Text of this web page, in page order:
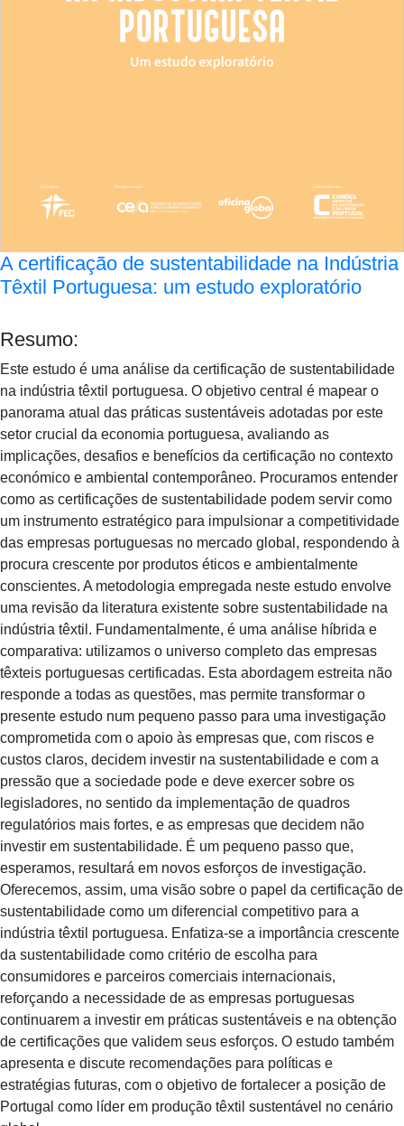
A certificação de sustentabilidade na Indústria
Têxtil Portuguesa: um estudo exploratório
Resumo:
Este estudo é uma análise da certificação de sustentabilidade
na indústria têxtil portuguesa. O objetivo central é mapear o
panorama atual das práticas sustentáveis adotadas por este
setor crucial da economia portuguesa, avaliando as
implicações, desafios e benefícios da certificação no contexto
económico e ambiental contemporâneo. Procuramos entender
como as certificações de sustentabilidade podem servir como
um instrumento estratégico para impulsionar a competitividade
das empresas portuguesas no mercado global, respondendo à
procura crescente por produtos éticos e ambientalmente
conscientes. A metodologia empregada neste estudo envolve
uma revisão da literatura existente sobre sustentabilidade na
indústria têxtil. Fundamentalmente, é uma análise híbrida e
comparativa: utilizamos o universo completo das empresas
têxteis portuguesas certificadas. Esta abordagem estreita não
responde a todas as questões, mas permite transformar o
presente estudo num pequeno passo para uma investigação
comprometida com o apoio às empresas que, com riscos e
custos claros, decidem investir na sustentabilidade e com a
pressão que a sociedade pode e deve exercer sobre os
legisladores, no sentido da implementação de quadros
regulatórios mais fortes, e as empresas que decidem não
investir em sustentabilidade. É um pequeno passo que,
esperamos, resultará em novos esforços de investigação.
Oferecemos, assim, uma visão sobre o papel da certificação de
sustentabilidade como um diferencial competitivo para a
indústria têxtil portuguesa. Enfatiza-se a importância crescente
da sustentabilidade como critério de escolha para
consumidores e parceiros comerciais internacionais,
reforçando a necessidade de as empresas portuguesas
continuarem a investir em práticas sustentáveis e na obtenção
de certificações que validem seus esforços. O estudo também
apresenta e discute recomendações para políticas e
estratégias futuras, com o objetivo de fortalecer a posição de
Portugal como líder em produção têxtil sustentável no cenário